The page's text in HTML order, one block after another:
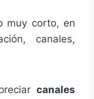
muy corto, en
canales,
canales